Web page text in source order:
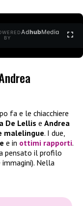
BY
AdhubMedia
fa e le chiacchiere
De Lellis e Andrea
malelingue. I due,
e in ottimi rapporti.
pensato il profilo
Nella